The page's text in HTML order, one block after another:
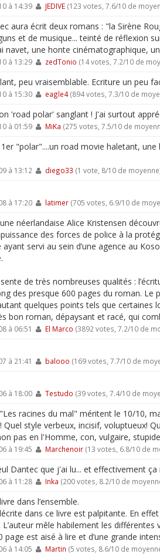
à 14:39 JEDIVE(123 votes, 7.6/10 de
aura écrit deux romans : "la Sirène
et de musique... teinté de réflexion
navet, une honte cinématographique,
à 13:29 zedTonio (14 votes, 7.2/10 de
peu vraisemblable. Ecriture un peu
à 15:30 eagle4(894 votes, 7.3/10 de
'road polar' sanglant ! J'ai surtout
à 01:59 MiKa (275 votes, 7.5/10 de
"polar"....un road movie haletant, une
à 13:12 diego33 (1 vote, 8/10 de
à 17:20 latimer(705 votes, 6.9/10 de
néerlandaise Alice Kristensen
des forces de police à la
servi au sein d’une agence au
de très nombreuses qualités :
des presque 600 pages du roman. Le
quelques points tels que certaines
bon roman, dépaysant et racé, qui
à 06:51 El Marco (3892 votes, 7.2/10 de
à 21:41 balooo (169 votes, 7.7/10 de
à 18:00 Testudo (39 votes, 7.4/10 de
racines du mal" méritent le 10/10,
Quel style verbeux, incisif, voluptueux!
pas en l'Homme, con, vulgaire,
à 19:45 Marchenoir(13 votes, 6.8/10 de
Dantec que j'ai lu... et effectivement ça
à 11:28 Inka (200 votes, 8.2/10 de
dans l’ensemble.
dans ce livre est palpitante. En
mêle habilement les
page est aisé à lire et d’une grande
à 14:05 Martin (5 votes, 8.6/10 de